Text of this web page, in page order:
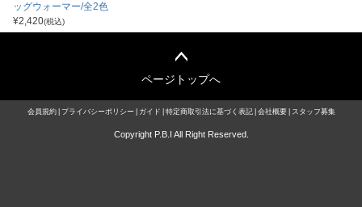
ッグウォーマー/全2色
¥2,420(税込)
ページトップへ
会員規約 プライバシーポリシー ガイド 特定商取引法に基づく表記 会社概要 スタッフ募集
Copyright P.B.I All Right Reserved.